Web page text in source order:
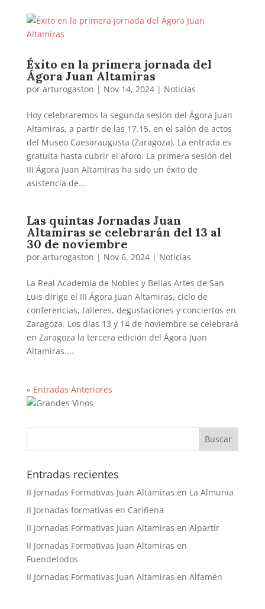
Éxito en la primera jornada del
Ágora Juan Altamiras
por arturogaston | Nov 14, 2024| Noticias
Hoy celebraremos la segunda sesión del Ágora Juan
Altamiras, a partir de las 17.15, en el salón de actos
del Museo Caesaraugusta (Zaragoza). La entrada es
gratuita hasta cubrir el aforo. La primera sesión del
III Ágora Juan Altamiras ha sido un éxito de
asistencia de...
Las quintas Jornadas Juan
Altamiras se celebrarán del 13 al
30 de noviembre
por arturogaston | Nov 6, 2024| Noticias
La Real Academia de Nobles y Bellas Artes de San
Luis dirige el III Ágora Juan Altamiras, ciclo de
conferencias, talleres, degustaciones y conciertos en
Zaragoza. Los días 13 y 14 de noviembre se celebrará
en Zaragoza la tercera edición del Ágora Juan
Altamiras....
« Entradas Anteriores
Buscar
Entradas recientes
II Jornadas Formativas Juan Altamiras en La Almunia
II Jornadas formativas en Cariñena
II Jornadas Formativas Juan Altamiras en Alpartir
II Jornadas Formativas Juan Altamiras en
Fuendetodos
II Jornadas Formativas Juan Altamiras en Alfamén